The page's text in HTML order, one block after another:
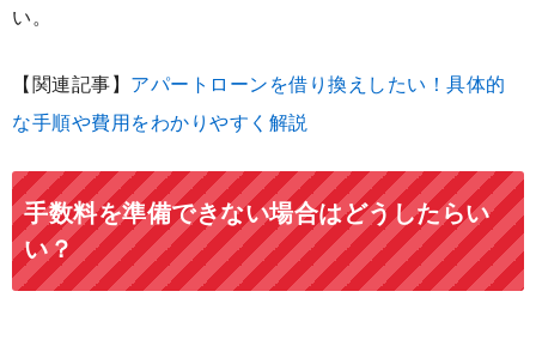
い。
【関連記事】 アパートローンを借り換えしたい！具体的
な手順や費用をわかりやすく解説
手数料を準備できない場合はどうしたらい
い？